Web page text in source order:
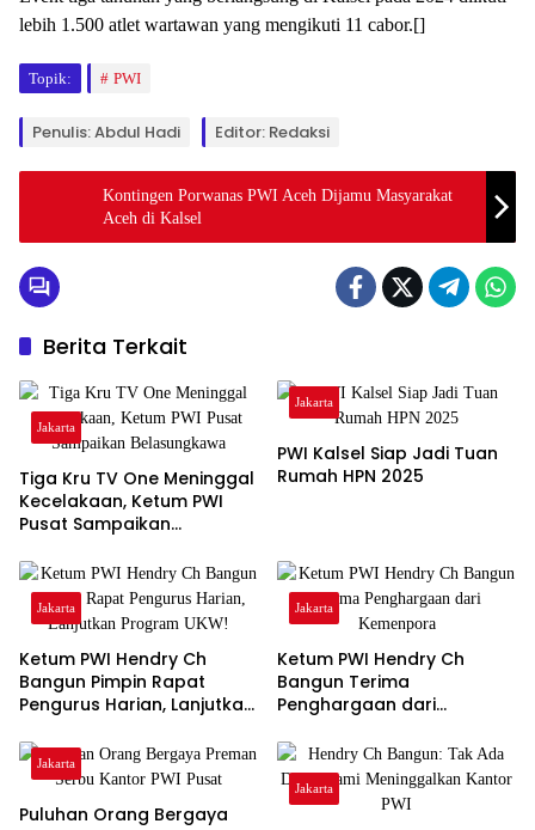
lebih 1.500 atlet wartawan yang mengikuti 11 cabor.[]
Topik: PWI
Penulis: Abdul Hadi Editor: Redaksi
Kontingen Porwanas PWI Aceh Dijamu Masyarakat
Aceh di Kalsel
Berita Terkait
Jakarta
Tiga Kru TV One Meninggal
Kecelakaan, Ketum PWI
Pusat Sampaikan
Jakarta
PWI Kalsel Siap Jadi Tuan
Rumah HPN 2025
Jakarta
Ketum PWI Hendry Ch
Bangun Pimpin Rapat
Pengurus Harian, Lanjutkan
Jakarta
Ketum PWI Hendry Ch
Bangun Terima
Penghargaan dari
Jakarta
Puluhan Orang Bergaya
Jakarta